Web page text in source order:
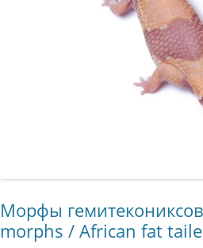
ВИДЫ
ГЕККОН
/
Морфы
morphs / African fat